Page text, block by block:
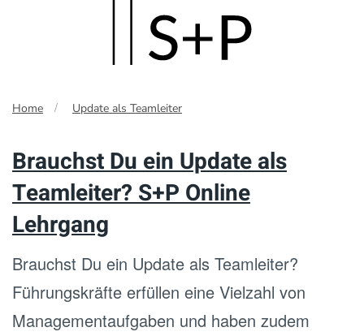
main
content
Home Update als Teamleiter
Brauchst Du ein Update als
Teamleiter? S+P Online
Lehrgang
Brauchst Du ein Update als Teamleiter?
Führungskräfte erfüllen eine Vielzahl von
Managementaufgaben und haben zudem